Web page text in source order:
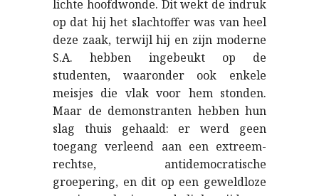
lichte hoofdwonde. Dit wekt de indruk
op dat hij het slachtoffer was van heel
deze zaak, terwijl hij en zijn moderne
S.A. hebben ingebeukt op de
studenten, waaronder ook enkele
meisjes die vlak voor hem stonden.
Maar de demonstranten hebben hun
slag thuis gehaald: er werd geen
toegang verleend aan een extreem-
rechtse, antidemocratische
groepering, en dit op een geweldloze